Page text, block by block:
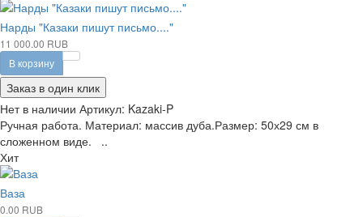
Нарды "Казаки пишут письмо...."
11 000.00 RUB
В корзину
Заказ в один клик
Нет в наличии Артикул: Kazaki-P
Ручная работа. Материал: массив дуба.Размер: 50х29 см в
сложенном виде. ..
Хит
Ваза
0.00 RUB